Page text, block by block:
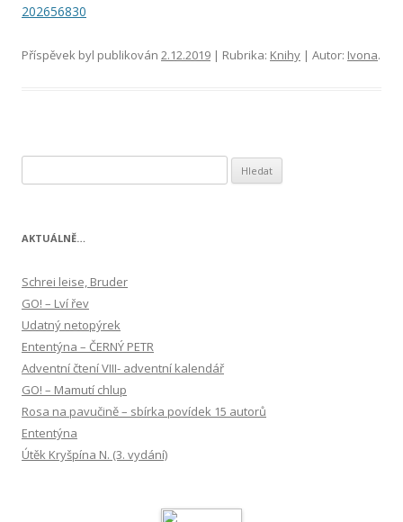
202656830
Příspěvek byl publikován 2.12.2019 | Rubrika: Knihy | Autor: Ivona.
AKTUÁLNĚ…
Schrei leise, Bruder
GO! – Lví řev
Udatný netopýrek
Ententýna – ČERNÝ PETR
Adventní čtení VIII- adventní kalendář
GO! – Mamutí chlup
Rosa na pavučině – sbírka povídek 15 autorů
Ententýna
Útěk Kryšpína N. (3. vydání)